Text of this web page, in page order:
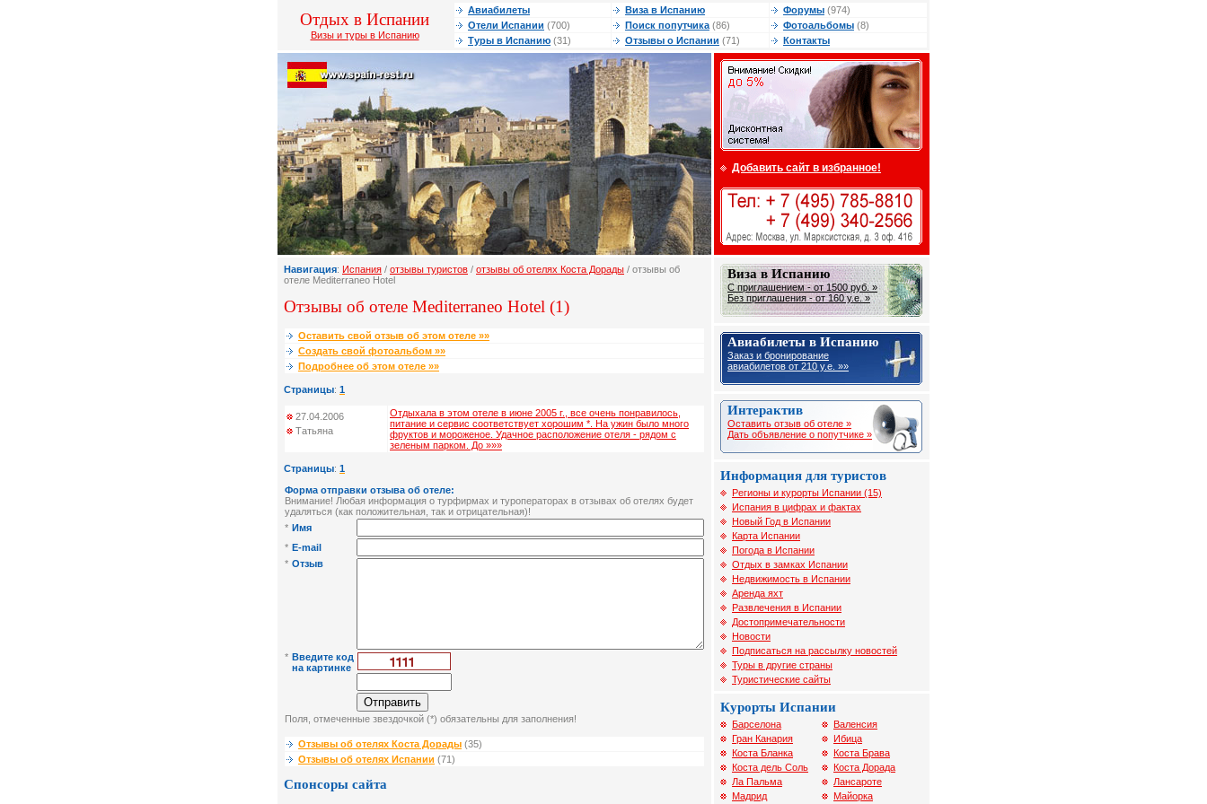
Отдых в Испании
Визы и туры в Испанию
Авиабилеты Виза в Испанию Форумы (974)
Отели Испании (700) Поиск попутчика (86) Фотоальбомы (8)
Туры в Испанию (31) Отзывы о Испании (71) Контакты
Добавить сайт в избранное!
Навигация: Испания / отзывы туристов / отзывы об отелях Коста Дорады / отзывы об
отеле Mediterraneo Hotel
Отзывы об отеле Mediterraneo Hotel (1)
Оставить свой отзыв об этом отеле »»
Создать свой фотоальбом »»
Подробнее об этом отеле »»
Страницы: 1
27.04.2006
Татьяна
Отдыхала в этом отеле в июне 2005 г., все очень понравилось,
питание и сервис соответствует хорошим *. На ужин было много
фруктов и мороженое. Удачное расположение отеля - рядом с
зеленым парком. До »»»
Страницы: 1
Форма отправки отзыва об отеле:
Внимание! Любая информация о турфирмах и туроператорах в отзывах об отелях будет
удаляться (как положительная, так и отрицательная)!
* Имя
* E-mail
* Отзыв
* Введите код
на картинке
Поля, отмеченные звездочкой (*) обязательны для заполнения!
Отзывы об отелях Коста Дорады (35)
Отзывы об отелях Испании (71)
Спонсоры сайта
Виза в Испанию
С приглашением - от 1500 руб. »
Без приглашения - от 160 у.е. »
Авиабилеты в Испанию
Заказ и бронирование
авиабилетов от 210 y.e. »»
Интерактив
Оставить отзыв об отеле »
Дать объявление о попутчике »
Информация для туристов
Регионы и курорты Испании (15)
Испания в цифрах и фактах
Новый Год в Испании
Карта Испании
Погода в Испании
Отдых в замках Испании
Недвижимость в Испании
Аренда яхт
Развлечения в Испании
Достопримечательности
Новости
Подписаться на рассылку новостей
Туры в другие страны
Туристические сайты
Курорты Испании
Барселона
Гран Канария
Коста Бланка
Коста дель Соль
Ла Пальма
Мадрид
Валенсия
Ибица
Коста Брава
Коста Дорада
Лансароте
Майорка